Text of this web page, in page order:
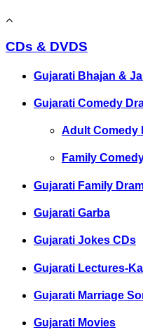
CDs & DVDS
Gujarati Bhajan &
Gujarati Comedy
Adult Comedy
Family
Gujarati Family
Gujarati Garba
Gujarati Jokes CDs
Gujarati Lectures-
Gujarati Marriage
Gujarati Movies